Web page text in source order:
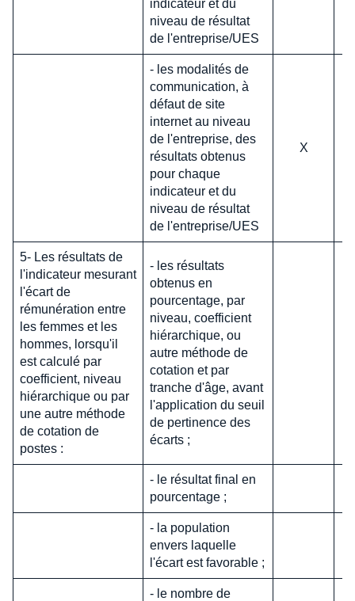
indicateur et du
niveau de résultat
de l'entreprise/UES
- les modalités de
communication, à
défaut de site
internet au niveau
de l'entreprise, des
résultats obtenus
pour chaque
indicateur et du
niveau de résultat
de l'entreprise/UES
X
5- Les résultats de
l'indicateur mesurant
l'écart de
rémunération entre
les femmes et les
hommes, lorsqu'il
est calculé par
coefficient, niveau
hiérarchique ou par
une autre méthode
de cotation de
postes :
- les résultats
obtenus en
pourcentage, par
niveau, coefficient
hiérarchique, ou
autre méthode de
cotation et par
tranche d'âge, avant
l'application du seuil
de pertinence des
écarts ;
- le résultat final en
pourcentage ;
- la population
envers laquelle
l'écart est favorable ;
- le nombre de